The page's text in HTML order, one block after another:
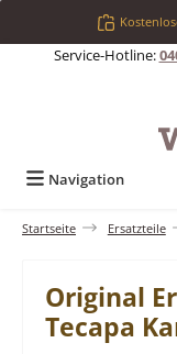
Zum Hauptinhalt
Service-Hotline:
Navigation
Startseite Ersatzteile
Original
Tecapa